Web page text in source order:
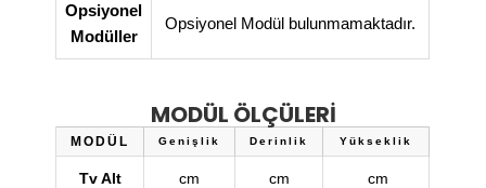
Opsiyonel
Modüller
Opsiyonel Modül bulunmamaktadır.
MODÜL ÖLÇÜLERİ
MODÜL Genişlik Derinlik Yükseklik
Tv Alt cm cm cm